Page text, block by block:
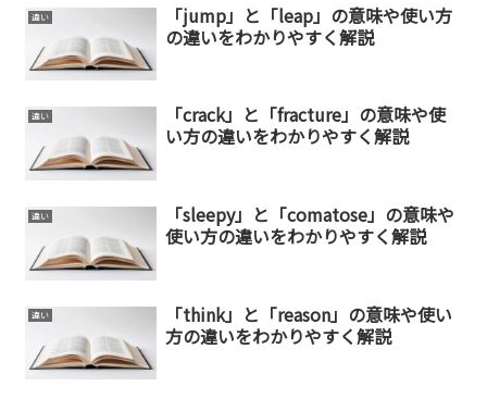
違い
「jump」と「leap」の意味や使い方
の違いをわかりやすく解説
違い
「crack」と「fracture」の意味や使
い方の違いをわかりやすく解説
違い
「sleepy」と「comatose」の意味や
使い方の違いをわかりやすく解説
違い
「think」と「reason」の意味や使い
方の違いをわかりやすく解説